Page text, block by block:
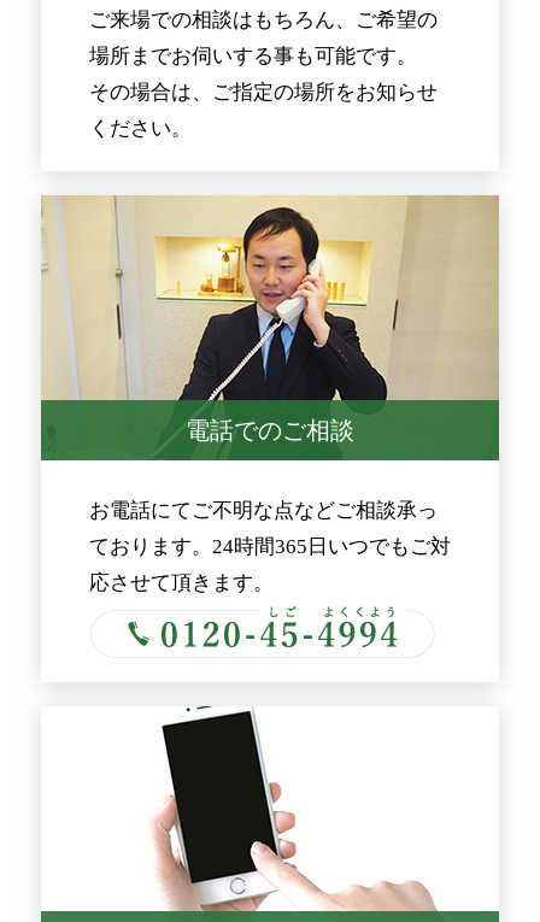
ご来場での相談はもちろん、ご希望の
場所までお伺いする事も可能です。
その場合は、ご指定の場所をお知らせ
ください。
電話でのご相談
お電話にてご不明な点などご相談承っ
ております。24時間365日いつでもご対
応させて頂きます。